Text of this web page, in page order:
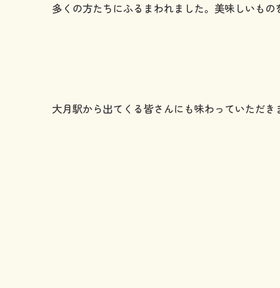
多くの方たちにふるまわれました。 美味しいも
大月駅から出てくる皆さんにも味わっていただき